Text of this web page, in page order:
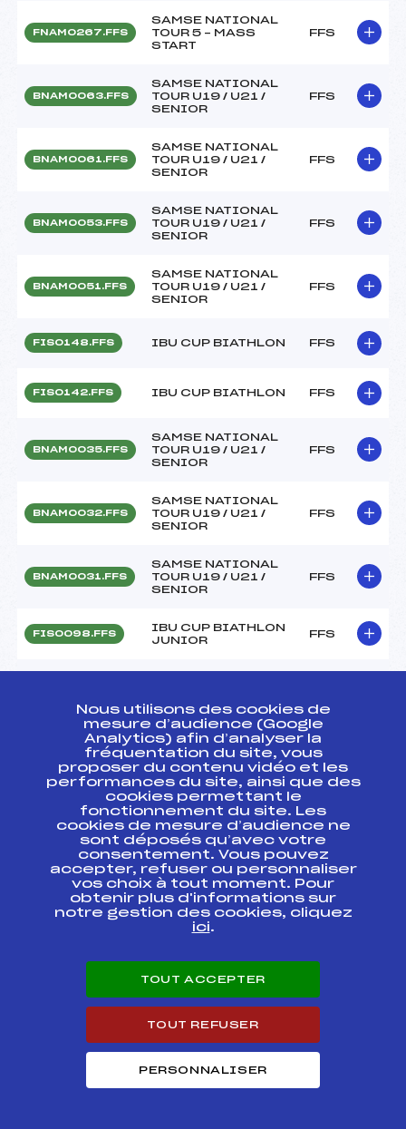
FNAM0267.FFS
SAMSE NATIONAL
TOUR 5 – MASS
START
FFS
BNAM0063.FFS
SAMSE NATIONAL
TOUR U19 / U21 /
SENIOR
FFS
BNAM0061.FFS
SAMSE NATIONAL
TOUR U19 / U21 /
SENIOR
FFS
BNAM0053.FFS
SAMSE NATIONAL
TOUR U19 / U21 /
SENIOR
FFS
BNAM0051.FFS
SAMSE NATIONAL
TOUR U19 / U21 /
SENIOR
FFS
FIS0148.FFS IBU CUP BIATHLON FFS
FIS0142.FFS IBU CUP BIATHLON FFS
BNAM0035.FFS
SAMSE NATIONAL
TOUR U19 / U21 /
SENIOR
FFS
BNAM0032.FFS
SAMSE NATIONAL
TOUR U19 / U21 /
SENIOR
FFS
BNAM0031.FFS
SAMSE NATIONAL
TOUR U19 / U21 /
SENIOR
FFS
FIS0098.FFS
IBU CUP BIATHLON
JUNIOR
FFS
FIS0090.FFS
IBU CUP BIATHLON
JUNIOR
FFS
FIS0088.FFS
IBU CUP BIATHLON
JUNIOR
FFS
BNAM0012.FFS
SAMSE NATIONAL
TOUR U19 / U21 /
SENIOR
FFS
BNAM0011.FFS
SAMSE NATIONAL
TOUR U19 / U21 /
SENIOR
Circuits Nordique 2020
SAMSE NATIONAL TOUR BIATHLON U21 /
Nous utilisons des cookies de
mesure d’audience (Google
Analytics) afin d’analyser la
fréquentation du site, vous
proposer du contenu vidéo et les
performances du site, ainsi que des
cookies permettant le
fonctionnement du site. Les
cookies de mesure d’audience ne
sont déposés qu’avec votre
consentement. Vous pouvez
accepter, refuser ou personnaliser
vos choix à tout moment. Pour
obtenir plus d'informations sur
notre gestion des cookies, cliquez
ici.
TOUT ACCEPTER
TOUT REFUSER
PERSONNALISER